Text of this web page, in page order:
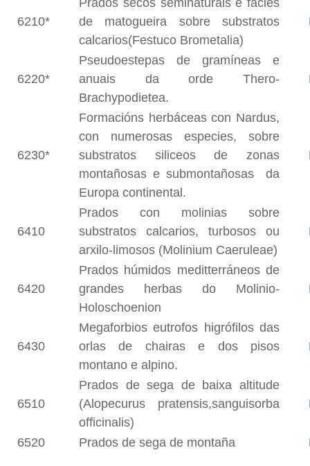
6210*
Prados secos seminaturais e facies
de matogueira sobre substratos
calcarios(Festuco Brometalia)
6220*
Pseudoestepas de gramíneas e
anuais da orde Thero-
Brachypodietea.
6230*
Formacións herbáceas con Nardus,
con numerosas especies, sobre
substratos siliceos de zonas
montañosas e submontañosas da
Europa continental.
6410
Prados con molinias sobre
substratos calcarios, turbosos ou
arxilo-limosos (Molinium Caeruleae)
6420
Prados húmidos meditterráneos de
grandes herbas do Molinio-
Holoschoenion
6430
Megaforbios eutrofos higrófilos das
orlas de chairas e dos pisos
montano e alpino.
6510
Prados de sega de baixa altitude
(Alopecurus pratensis,sanguisorba
officinalis)
6520 Prados de sega de montaña